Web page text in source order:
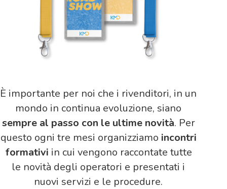
È importante per noi che i rivenditori, in un
mondo in continua evoluzione, siano
sempre al passo con le ultime novità. Per
questo ogni tre mesi organizziamo incontri
formativi in cui vengono raccontate tutte
le novità degli operatori e presentati i
nuovi servizi e le procedure.